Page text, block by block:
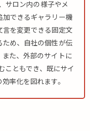
サロン内の様子やメ
できるギャラリー機
を変更できる固定文
め、自社の個性が伝
た、外部のサイトに
こともでき、既にサイ
率化を図れます。